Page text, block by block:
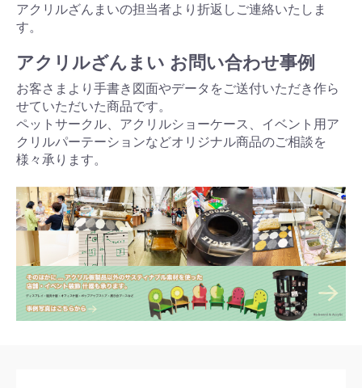
アクリルざんまいの担当者より折返しご連絡いたしま
す。
アクリルざんまい お問い合わせ事例
お客さまより手書き図面やデータをご送付いただき作ら
せていただいた商品です。
ペットサークル、アクリルショーケース、イベント用ア
クリルパーテーションなどオリジナル商品のご相談を
様々承ります。